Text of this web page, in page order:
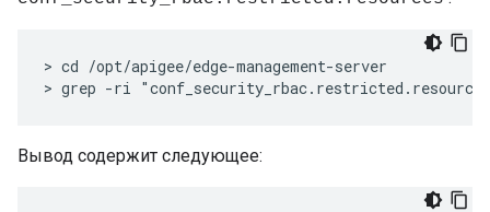
> cd /opt/apigee/edge-management-server
> grep -ri
Вывод содержит следующее: